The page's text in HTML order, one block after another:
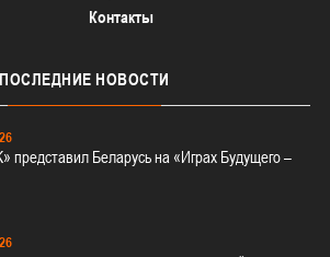
Контакты
ПОСЛЕДНИЕ НОВОСТИ
представил Беларусь на «Играх Будущего –